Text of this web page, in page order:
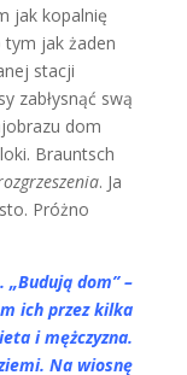
jak kopalnię
tym jak żaden
stacji
zabłysnąć swą
dom
Brauntsch
. Ja
Próżno
„Budują dom” –
ich przez kilka
i mężczyzna.
Na wiosnę